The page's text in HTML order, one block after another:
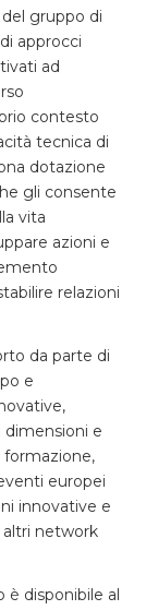
gruppo di
approcci
ad
contesto
tecnica di
dotazione
gli consente
vita
azioni e
relazioni
da parte di
e
dimensioni e
formazione,
europei
innovative e
network
è disponibile al